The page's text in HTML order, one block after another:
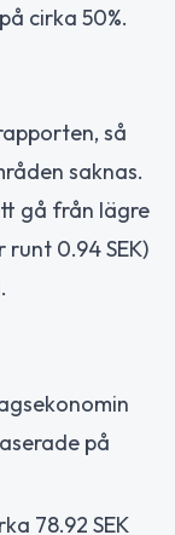
cirka 50%.
så
saknas.
gå från lägre
0.94 SEK)
på
78.92 SEK